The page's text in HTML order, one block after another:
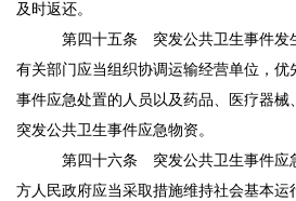
及时返还。
第四十五条 突发公共卫生事件发
有关部门应当组织协调运输经营单位，优
事件应急处置的人员以及药品、医疗器械
突发公共卫生事件应急物资。
第四十六条 突发公共卫生事件应
方人民政府应当采取措施维持社会基本运